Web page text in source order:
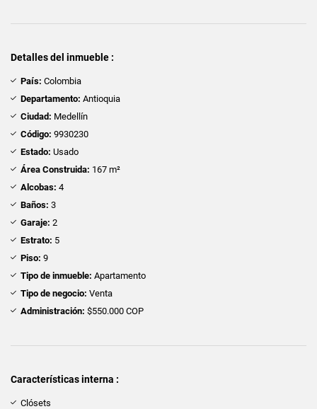
Detalles del inmueble :
País: Colombia
Departamento: Antioquia
Ciudad: Medellín
Código: 9930230
Estado: Usado
Área Construida: 167 m²
Alcobas: 4
Baños: 3
Garaje: 2
Estrato: 5
Piso: 9
Tipo de inmueble: Apartamento
Tipo de negocio: Venta
Administración: $550.000 COP
Características interna :
Clósets